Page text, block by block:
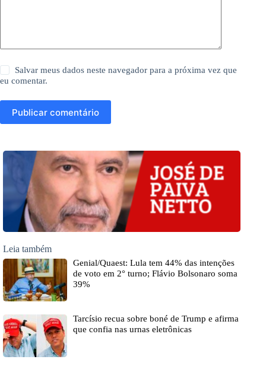
Salvar meus dados neste navegador para a próxima vez que
eu comentar.
Publicar comentário
Leia também
Genial/Quaest: Lula tem 44% das intenções
de voto em 2° turno; Flávio Bolsonaro soma
39%
Tarcísio recua sobre boné de Trump e afirma
que confia nas urnas eletrônicas